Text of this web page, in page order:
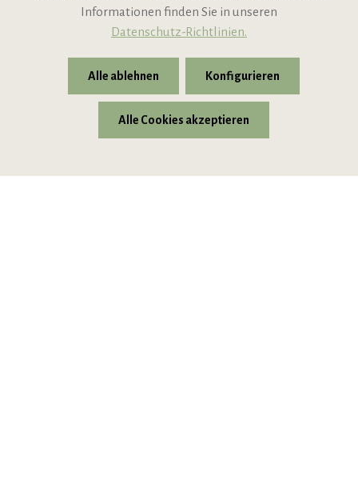
* Alle Preise inkl. gesetzl. Mehrwertsteuer zzgl.Versandkosten
Informationen finden Sie in unseren
Datenschutz-Richtlinien.
Alle ablehnen Konfigurieren
Alle Cookies akzeptieren